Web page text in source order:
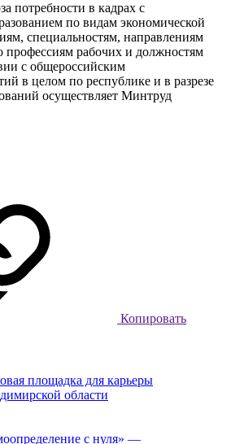
потребности в кадрах с
по видам экономической
специальностям, направлениям
профессиям рабочих и должностям
с общероссийским
в целом по республике и в разрезе
осуществляет Минтруд
Копировать
площадка для карьеры
области
с нуля» —